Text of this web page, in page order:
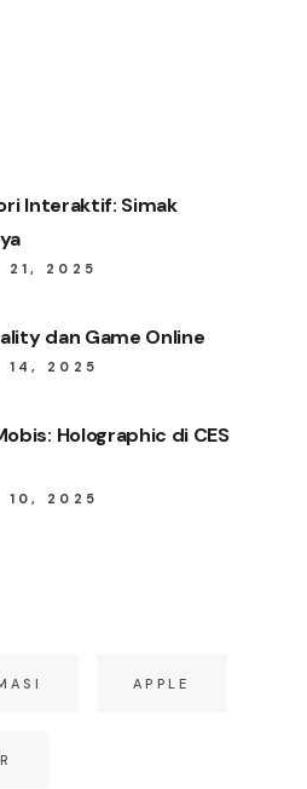
Interaktif: Simak
21, 2025
dan Game Online
14, 2025
Holographic di CES
10, 2025
APPLE